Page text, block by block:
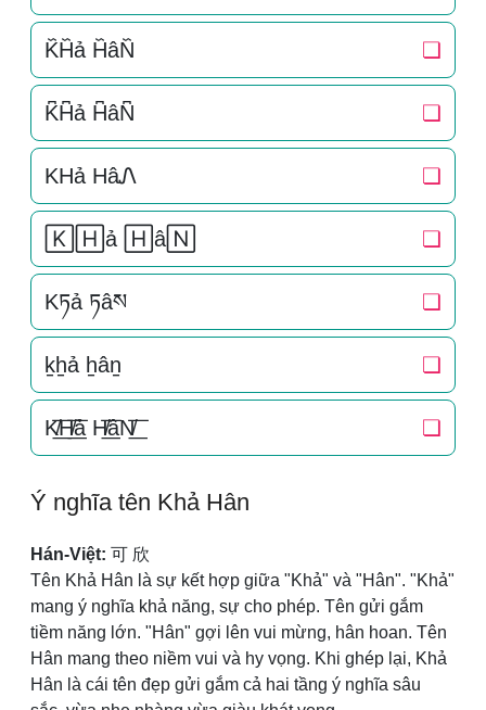
K᷈H᷈ả H᷈âN᷈ ❏
K͆H͆ả H͆âN͆ ❏
KHả HâᏁ ❏
🄺🄷ả 🄷â🄽 ❏
Kཏả ཏâས ❏
k̠h̠ả h̠ân̠ ❏
K̸͟͞H̸͟͞ả H̸͟͞âN̸͟͞ ❏
Ý nghĩa tên Khả Hân
Hán-Việt: 可 欣
Tên Khả Hân là sự kết hợp giữa "Khả" và "Hân". "Khả"
mang ý nghĩa khả năng, sự cho phép. Tên gửi gắm
tiềm năng lớn. "Hân" gợi lên vui mừng, hân hoan. Tên
Hân mang theo niềm vui và hy vọng. Khi ghép lại, Khả
Hân là cái tên đẹp gửi gắm cả hai tầng ý nghĩa sâu